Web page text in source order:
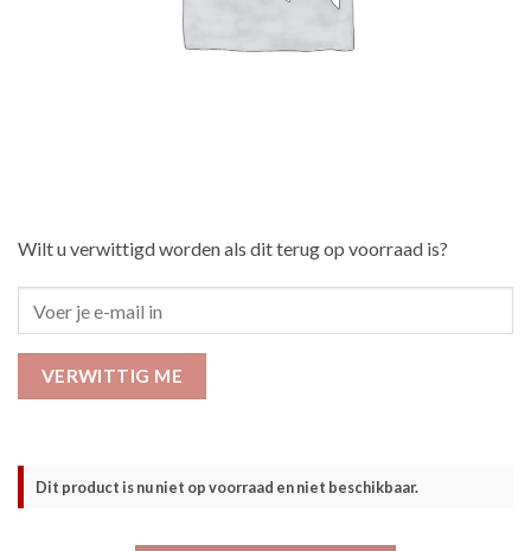
Wilt u verwittigd worden als dit terug op voorraad is?
VERWITTIG ME
Dit product is nu niet op voorraad en niet beschikbaar.